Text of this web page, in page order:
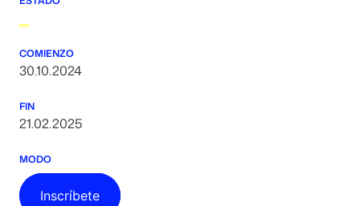
COMIENZO
30.10.2024
FIN
21.02.2025
MODO
Inscríbete